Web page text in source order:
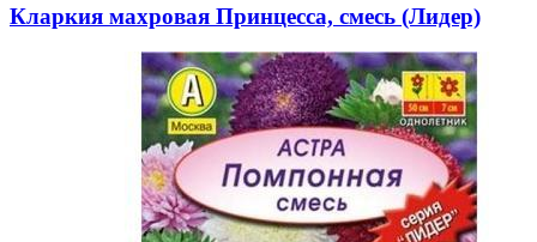
Кларкия махровая Принцесса, смесь (Лидер)